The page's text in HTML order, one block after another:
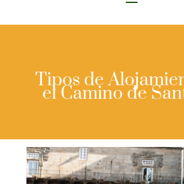
Tipos de
el Camino de